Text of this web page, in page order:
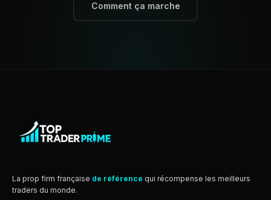
Comment ça marche
La prop firm française de référence qui récompense les meilleurs
traders du monde.